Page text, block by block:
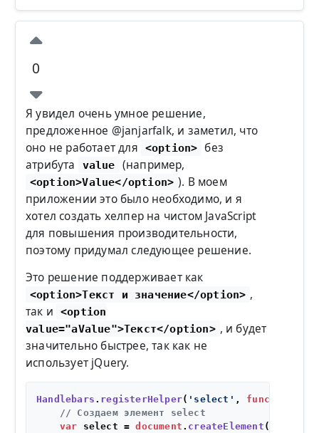
0
Я увидел очень умное решение,
предложенное @janjarfalk, и заметил, что
оно не работает для
<option> без
атрибута
value (например,
<option>Value</option> ). В моем
приложении это было необходимо, и я
хотел создать хелпер на чистом JavaScript
для повышения производительности,
поэтому придумал следующее решение.
Это решение поддерживает как
<option>Текст и значение</option> ,
так и
<option
value="aValue">Текст</option> , и будет
значительно быстрее, так как не
использует jQuery.
Handlebars . registerHelper( 'select' , function
// Создаем элемент select
var select = document . createElement (